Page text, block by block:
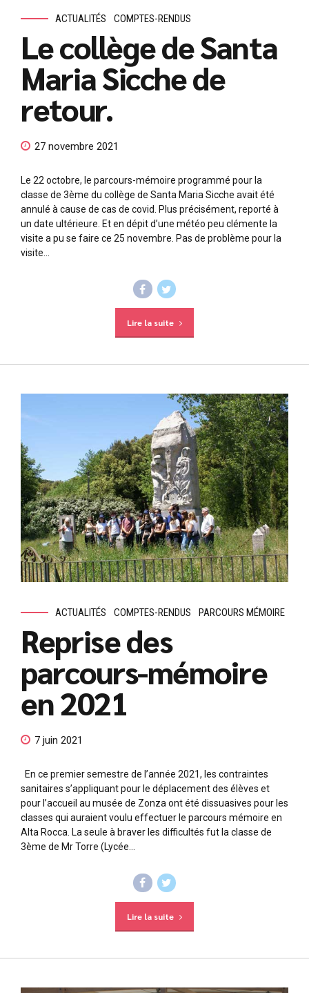
ACTUALITÉS COMPTES-RENDUS
Le collège de Santa
Maria Sicche de
retour.
27 novembre 2021
Le 22 octobre, le parcours-mémoire programmé pour la
classe de 3ème du collège de Santa Maria Sicche avait été
annulé à cause de cas de covid. Plus précisément, reporté à
un date ultérieure. Et en dépit d’une météo peu clémente la
visite a pu se faire ce 25 novembre. Pas de problème pour la
visite...
Lire la suite
ACTUALITÉS COMPTES-RENDUS PARCOURS MÉMOIRE
Reprise des
parcours-mémoire
en 2021
7 juin 2021
En ce premier semestre de l’année 2021, les contraintes
sanitaires s’appliquant pour le déplacement des élèves et
pour l’accueil au musée de Zonza ont été dissuasives pour les
classes qui auraient voulu effectuer le parcours mémoire en
Alta Rocca. La seule à braver les difficultés fut la classe de
3ème de Mr Torre (Lycée...
Lire la suite